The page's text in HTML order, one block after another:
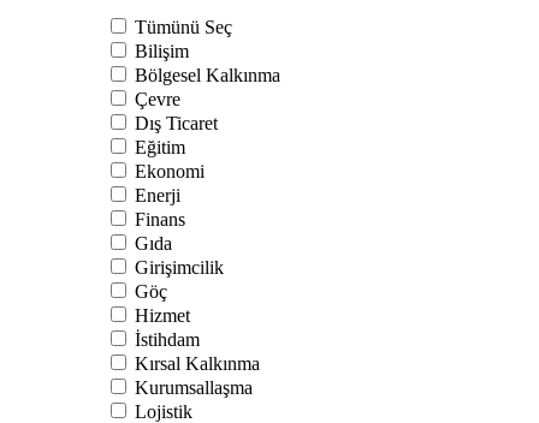
Tümünü Seç
Bilişim
Bölgesel Kalkınma
Çevre
Dış Ticaret
Eğitim
Ekonomi
Enerji
Finans
Gıda
Girişimcilik
Göç
Hizmet
İstihdam
Kırsal Kalkınma
Kurumsallaşma
Lojistik